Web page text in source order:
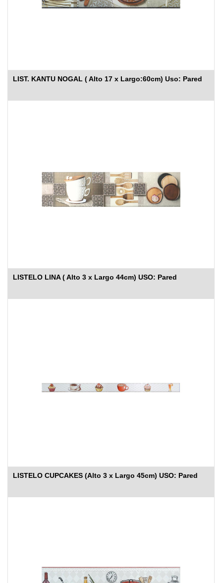
LIST. KANTU NOGAL ( Alto 17 x Largo:60cm) Uso: Pared
LISTELO LINA ( Alto 3 x Largo 44cm) USO: Pared
LISTELO CUPCAKES (Alto 3 x Largo 45cm) USO: Pared